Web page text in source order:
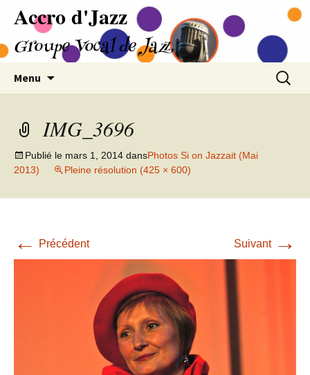
contenu
Accro d'Jazz
Groupe Vocal de Jazz
Menu
IMG_3696
Publié le mars 1, 2014 dansPhotos Si on Jazzait (Mai
2013)
Pleine résolution (425 × 600)
← Précédent Suivant →